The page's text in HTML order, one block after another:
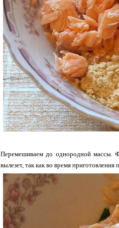
Перемешиваем до однородной массы.
вылезет, так как во время